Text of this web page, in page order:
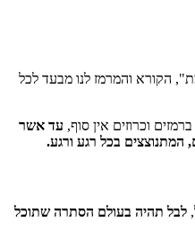
והמרמז לנו מבעד לכל
וכרוזים אין סוף,עד אשר
בכל רגע ורגע.
תהיה בעולם הסתרה שתוכל